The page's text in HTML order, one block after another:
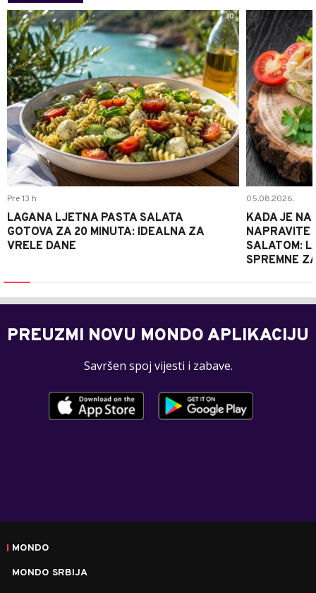
0
Pre 13 h
LAGANA LJETNA PASTA SALATA
GOTOVA ZA 20 MINUTA: IDEALNA ZA
VRELE DANE
05.08.2026.
KADA JE
NAPRAVITE
SALATOM:
SPREMNE
PREUZMI NOVU MONDO APLIKACIJU
Savršen spoj vijesti i zabave.
MONDO
MONDO SRBIJA